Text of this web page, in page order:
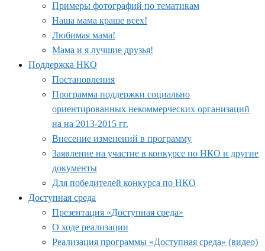
Примеры фотографий по тематикам
Наша мама краше всех!
Любимая мама!
Мама и я лучшие друзья!
Поддержка НКО
Постановления
Программа поддержки социально
ориентированных некоммерческих организаций
на на 2013-2015 гг.
Внесение изменений в программу
Заявление на участие в конкурсе по НКО и другие
документы
Для победителей конкурса по НКО
Доступная среда
Презентация «Доступная среда»
О ходе реализации
Реализация программы «Доступная среда» (видео)